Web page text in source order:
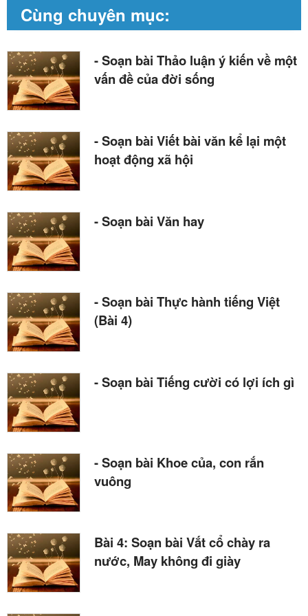
Cùng chuyên mục:
- Soạn bài Thảo luận ý kiến về một
vấn đề của đời sống
- Soạn bài Viết bài văn kể lại một
hoạt động xã hội
- Soạn bài Văn hay
- Soạn bài Thực hành tiếng Việt
(Bài 4)
- Soạn bài Tiếng cười có lợi ích gì
- Soạn bài Khoe của, con rắn
vuông
Bài 4: Soạn bài Vắt cổ chày ra
nước, May không đi giày